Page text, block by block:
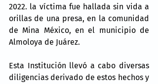
2022. la víctima fue hallada sin vida a
orillas de una presa, en la comunidad
de Mina México, en el municipio de
Almoloya de Juárez.
Esta Institución llevó a cabo diversas
diligencias derivado de estos hechos y